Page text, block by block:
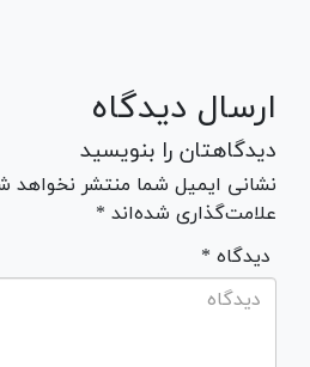
ارسال دیدگاه
دیدگاهتان را بنویسید
نشانی ایمیل شما منتشر نخواهد
علامت‌گذاری شده‌اند *
* دیدگاه